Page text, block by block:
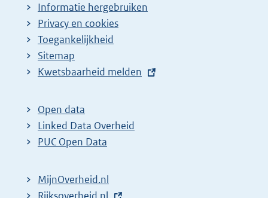
Informatie hergebruiken
Privacy en cookies
Toegankelijkheid
Sitemap
E
t
e
r
l
Kwetsbaarheid melden
Open data
Linked Data Overheid
PUC Open Data
MijnOverheid.nl